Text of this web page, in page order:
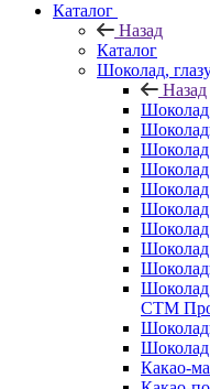
Каталог
Назад
Каталог
Шоколад,
Назад
Шоколад
Шоколад
Шоколад
Шоколад
СТМ
Шоколад
Какао-